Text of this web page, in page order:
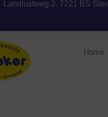
Landlustweg 2, 7221 BS
Home